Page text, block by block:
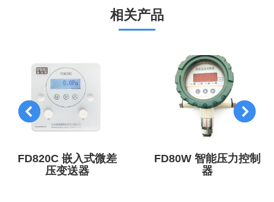
相关产品
FD820C 嵌入式微差
压变送器
FD80W 智能压力控制
器